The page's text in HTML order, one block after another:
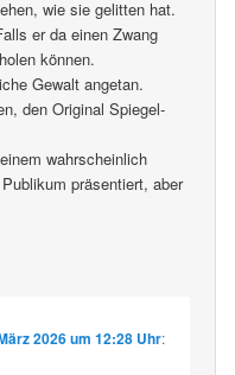
wie sie gelitten hat.
er da einen Zwang
können.
Gewalt angetan.
den Original Spiegel-
wahrscheinlich
präsentiert, aber
2026 um 12:28 Uhr: